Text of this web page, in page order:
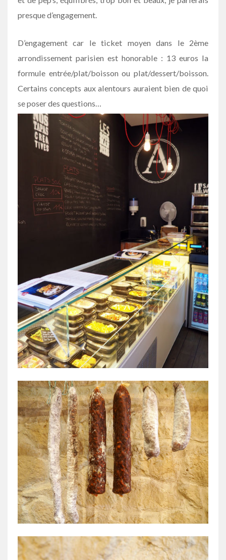
presque d’engagement.
D’engagement car le ticket moyen dans le 2ème
arrondissement parisien est honorable : 13 euros la
formule entrée/plat/boisson ou plat/dessert/boisson.
Certains concepts aux alentours auraient bien de quoi
se poser des questions…